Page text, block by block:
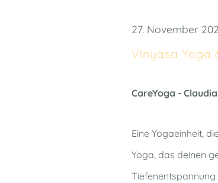
Vinyasa Yoga
27. November
CareYoga -
Eine Yogaeinheit,
Yoga, das deinen